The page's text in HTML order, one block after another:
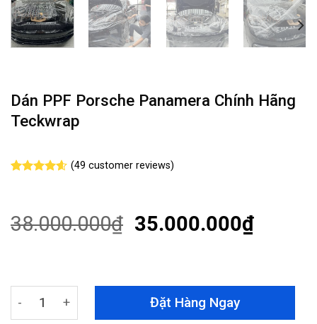
Dán PPF Porsche Panamera Chính Hãng
Teckwrap
customer
ratings
(49 customer reviews)
38.000.000₫ 35.000.000₫
Dán PPF Porsche Panamera Chính Hãng Teckwrap
Đặt Hàng Ngay